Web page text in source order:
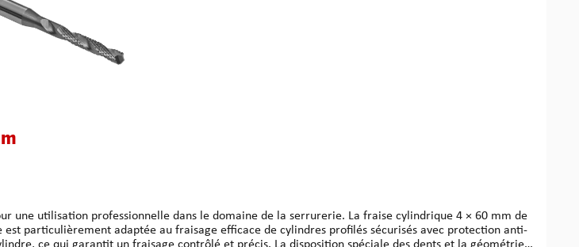
une utilisation professionnelle dans le domaine de la serrurerie. La fraise cylindrique 4 × 60 mm de
est particulièrement adaptée au fraisage efficace de cylindres profilés sécurisés avec protection anti-